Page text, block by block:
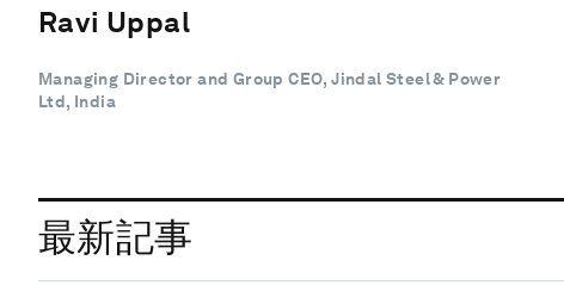
Ravi Uppal
Managing Director and Group CEO, Jindal Steel & Power
Ltd, India
最新記事